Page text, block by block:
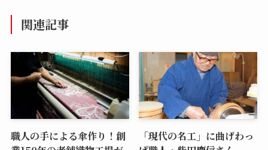
関連記事
職人の手による傘作り！創
「現代の名工」に曲げわっ